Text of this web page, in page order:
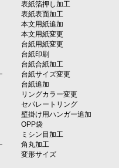
表紙箔押し加工
表紙表面加工
本文用紙追加
本文用紙変更
台紙用紙変更
台紙印刷
台紙合紙加工
台紙サイズ変更
台紙追加
リングカラー変更
セパレートリング
壁掛け用ハンガー追加
OPP袋
ミシン目加工
角丸加工
変形サイズ